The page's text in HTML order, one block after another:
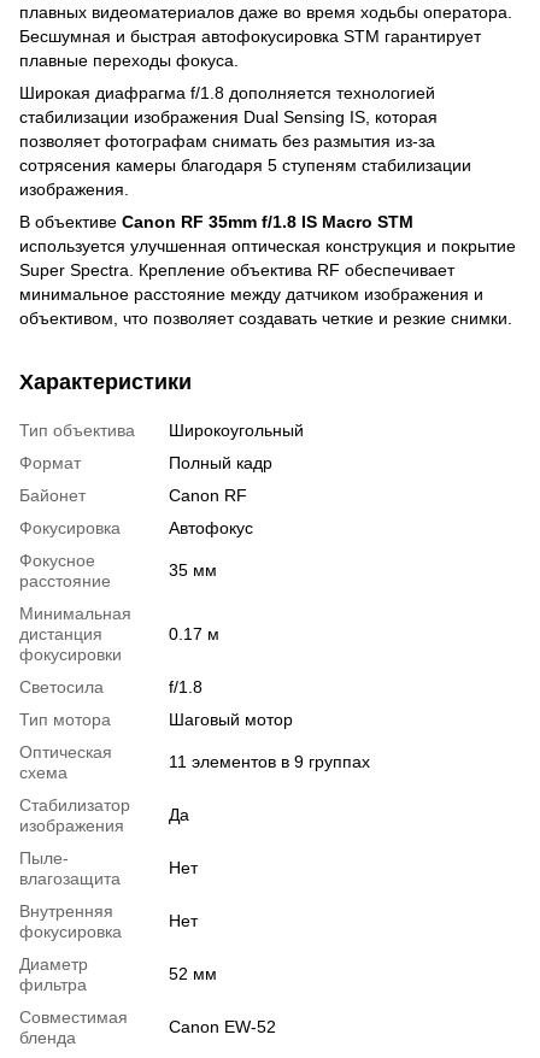
плавных видеоматериалов даже во время ходьбы оператора.
Бесшумная и быстрая автофокусировка STM гарантирует
плавные переходы фокуса.
Широкая диафрагма f/1.8 дополняется технологией
стабилизации изображения Dual Sensing IS, которая
позволяет фотографам снимать без размытия из-за
сотрясения камеры благодаря 5 ступеням стабилизации
изображения.
В объективе Canon RF 35mm f/1.8 IS Macro STM
используется улучшенная оптическая конструкция и покрытие
Super Spectra. Крепление объектива RF обеспечивает
минимальное расстояние между датчиком изображения и
объективом, что позволяет создавать четкие и резкие снимки.
Характеристики
Тип объектива
Широкоугольный
Формат
Полный кадр
Байонет
Canon RF
Фокусировка
Автофокус
Фокусное
расстояние
35 мм
Минимальная
дистанция
фокусировки
0.17 м
Светосила
f/1.8
Тип мотора
Шаговый мотор
Оптическая
схема
11 элементов в 9 группах
Стабилизатор
изображения
Да
Пыле-
влагозащита
Нет
Внутренняя
фокусировка
Нет
Диаметр
фильтра
52 мм
Совместимая
бленда
Canon EW-52